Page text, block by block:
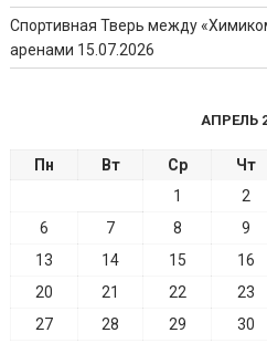
Спортивная Тверь между
аренами 15.07.2026
АПРЕЛЬ
Пн Вт Ср Чт
1
2
6
7 8 9
13
14 15 16
20
21 22 23
27
28 29
30